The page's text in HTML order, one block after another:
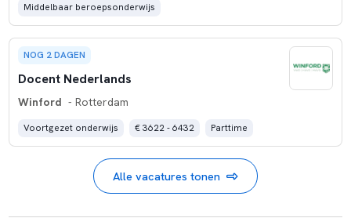
Middelbaar beroepsonderwijs
NOG 2 DAGEN
Docent Nederlands
Winford - Rotterdam
Voortgezet onderwijs € 3622 - 6432 Parttime
Alle vacatures tonen